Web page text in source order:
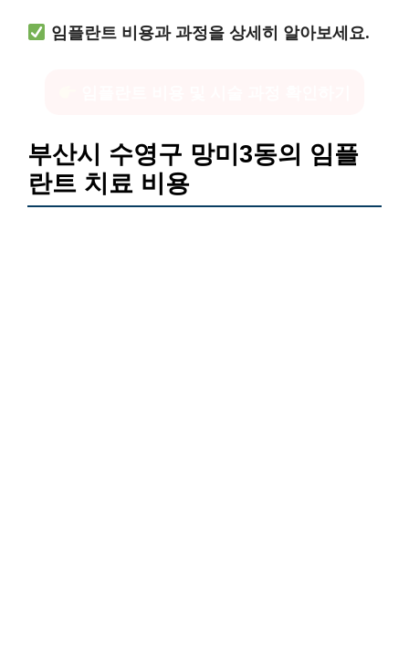
임플란트 비용과 과정을 상세히 알아보세요.
부산시 수영구 망미3동의 임플
란트 치료 비용